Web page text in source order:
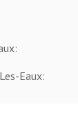
Eaux: